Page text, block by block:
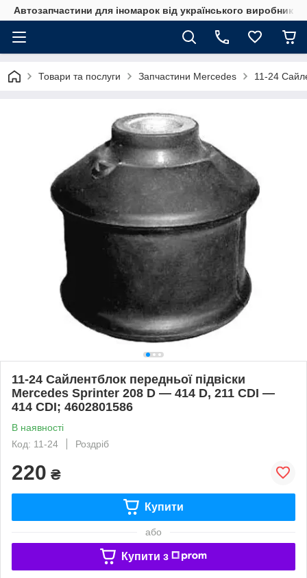
Автозапчастини для іномарок від українського виробника
Товари та послуги Запчастини Mercedes 11-24
11-24 Сайлентблок передньої підвіски
Mercedes Sprinter 208 D — 414 D, 211 CDI —
414 CDI; 4602801586
В наявності
Код: 11-24
Роздріб
220 ₴
Купити
або
Купити з